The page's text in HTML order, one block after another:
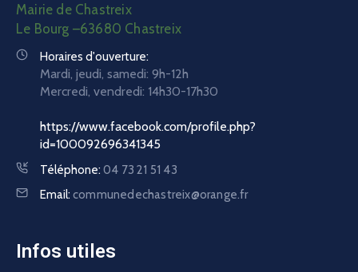
Mairie de Chastreix
Le Bourg –63680 Chastreix
Horaires d'ouverture:
Mardi, jeudi, samedi: 9h-12h
Mercredi, vendredi: 14h30-17h30
https://www.facebook.com/profile.php?
id=100092696341345
Téléphone: 04 73 21 51 43
Email: communedechastreix@orange.fr
Infos utiles